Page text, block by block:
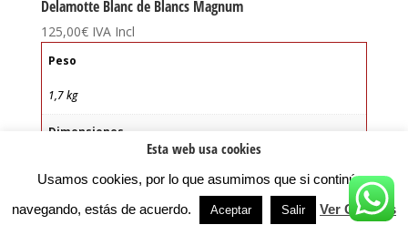
Delamotte Blanc de Blancs Magnum
125,00€ IVA Incl
Peso
1,7 kg
Dimensiones
Tipo de vino:
Esta web usa cookies
Usamos cookies, por lo que asumimos que si continúas
navegando, estás de acuerdo.
Aceptar Salir Ver Cookies